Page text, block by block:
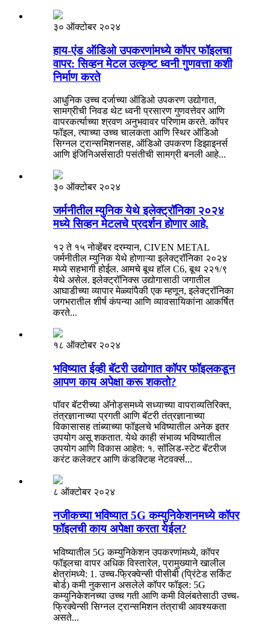
३० ऑक्टोबर २०२४
हाय-एंड ऑडिओ उपकरणांमध्ये कॉपर फॉइलचा
वापर: सिव्हन मेटल उत्कृष्ट ध्वनी गुणवत्ता कशी
निर्माण करते
आधुनिक उच्च दर्जाच्या ऑडिओ उपकरण उद्योगात,
सामग्रीची निवड थेट ध्वनी प्रसारण गुणवत्तेवर आणि
वापरकर्त्याच्या श्रवण अनुभवावर परिणाम करते. कॉपर
फॉइल, त्याच्या उच्च चालकता आणि स्थिर ऑडिओ
सिग्नल ट्रान्समिशनसह, ऑडिओ उपकरण डिझाइनर्स
आणि इंजिनिअर्ससाठी पसंतीची सामग्री बनली आहे...
३० ऑक्टोबर २०२४
जर्मनीतील म्युनिक येथे इलेक्ट्रॉनिका २०२४
मध्ये सिव्हन मेटलचे प्रदर्शन होणार आहे.
१२ ते १५ नोव्हेंबर दरम्यान, CIVEN METAL
जर्मनीतील म्युनिक येथे होणाऱ्या इलेक्ट्रॉनिका २०२४
मध्ये सहभागी होईल. आमचे बूथ हॉल C6, बूथ २२१/९
येथे असेल. इलेक्ट्रॉनिक्स उद्योगासाठी जगातील
आघाडीच्या व्यापार मेळ्यांपैकी एक म्हणून, इलेक्ट्रॉनिका
जगभरातील शीर्ष कंपन्या आणि व्यावसायिकांना आकर्षित
करते...
१८ ऑक्टोबर २०२४
भविष्यात ईव्ही बॅटरी उद्योगात कॉपर फॉइलकडून
आपण काय अपेक्षा करू शकतो?
पॉवर बॅटरीच्या अ‍ॅनोड्समध्ये सध्याच्या वापराव्यतिरिक्त,
तंत्रज्ञानाच्या प्रगती आणि बॅटरी तंत्रज्ञानाच्या
विकासासह तांब्याच्या फॉइलचे भविष्यातील अनेक इतर
उपयोग असू शकतात. येथे काही संभाव्य भविष्यातील
उपयोग आणि विकास आहेत: १. सॉलिड-स्टेट बॅटरीज
करंट कलेक्टर आणि कंडक्टिव्ह नेटवर्क्स...
८ ऑक्टोबर २०२४
नजीकच्या भविष्यात 5G कम्युनिकेशनमध्ये कॉपर
फॉइलची काय अपेक्षा करता येईल?
भविष्यातील 5G ​​कम्युनिकेशन उपकरणांमध्ये, कॉपर
फॉइलचा वापर अधिक विस्तारेल, प्रामुख्याने खालील
क्षेत्रांमध्ये: 1. उच्च-फ्रिक्वेन्सी पीसीबी (प्रिंटेड सर्किट
बोर्ड) कमी नुकसान असलेले कॉपर फॉइल: 5G
कम्युनिकेशनच्या उच्च गती आणि कमी विलंबतेसाठी उच्च-
फ्रिक्वेन्सी सिग्नल ट्रान्समिशन तंत्राची आवश्यकता
असते...